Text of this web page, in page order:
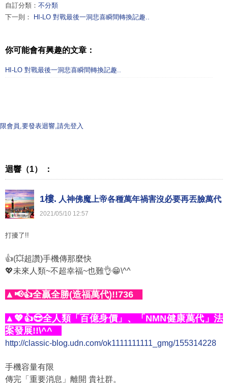
自訂分類： 不分類
下一則：
HI-LO 對戰最後一洞悲喜瞬間轉換記趣..
你可能會有興趣的文章：
HI-LO 對戰最後一洞悲喜瞬間轉換記趣..
限會員,要發表迴響,請先登入
迴響（1） ：
1樓. 人神佛魔上帝各種萬年禍害沒必要再丟臉萬代
2021/05/10 12:57
打擾了!!
👍(💥超讚)手機傳那麼快
💖未來人類~不超幸福~也難👌😁\^^
▲📢👍全贏全勝(造福萬代)!!736
▲💖👍😎全人類「百億身價」、「NMN健康萬代」法
案發展!!\^^
http://classic-blog.udn.com/ok1111111111_gmg/155314228
手機容量有限
傳完「重要消息」離開 貴社群。